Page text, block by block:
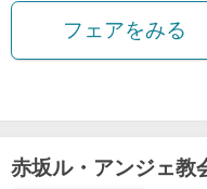
フェアをみる
赤坂ル・アンジェ教